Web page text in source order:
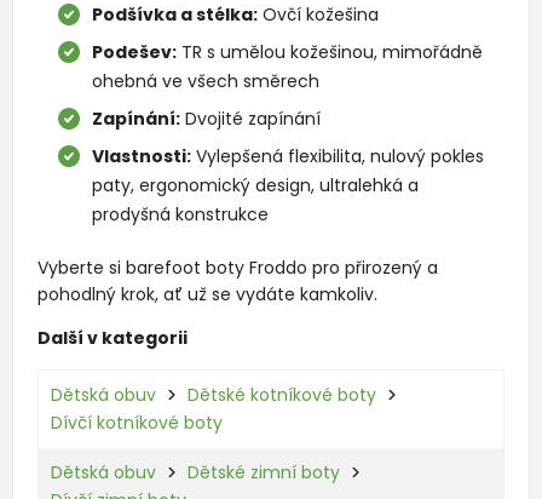
Podšívka a stélka: Ovčí kožešina
Podešev: TR s umělou kožešinou, mimořádně
ohebná ve všech směrech
Zapínání: Dvojité zapínání
Vlastnosti: Vylepšená flexibilita, nulový pokles
paty, ergonomický design, ultralehká a
prodyšná konstrukce
Vyberte si barefoot boty Froddo pro přirozený a
pohodlný krok, ať už se vydáte kamkoliv.
Další v kategorii
Dětská obuv
Dětské kotníkové boty
Dívčí kotníkové boty
Dětská obuv
Dětské zimní boty